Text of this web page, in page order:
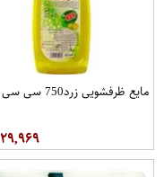
مایع ظرفشویی زرد750 سی سی من
۲۹,۹۶۹